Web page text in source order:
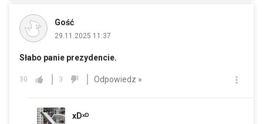
Gość
29.11.2025 11:37
Słabo panie prezydencie.
30 3 Odpowiedz »
xDˣᴰ